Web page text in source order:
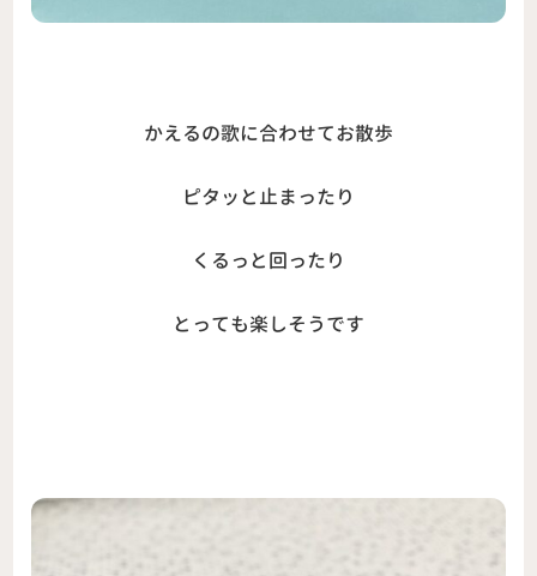
かえるの歌に合わせてお散歩
ピタッと止まったり
くるっと回ったり
とっても楽しそうです